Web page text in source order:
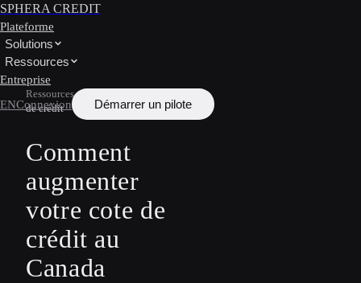
SPHERA CREDIT
Plateforme
Solutions
Ressources
Entreprise
ENConnexion Démarrer un pilote
Ressources /
de crédit
Comment
augmenter
votre cote de
crédit au
Canada